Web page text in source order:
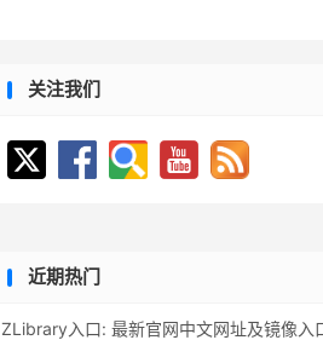
关注我们
近期热门
ZLibrary入口: 最新官网中文网址及镜像入